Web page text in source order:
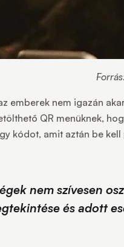
nem igazán
QR menüknek,
kódot, amit aztán be
nem szívesen
és adott